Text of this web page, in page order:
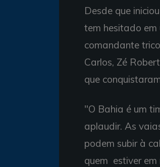
Desde que
tem hesitado
comandante
Carlos, Zé
que
"O Bahia é um
aplaudir. As
podem subir à
quem estiver